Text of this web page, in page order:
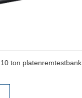
10 ton platenremtestbank